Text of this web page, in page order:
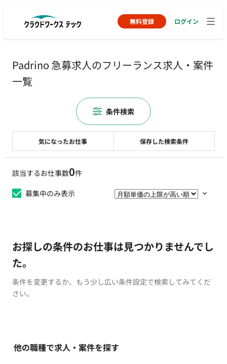
無料登録 ログイン
Padrino 急募求人のフリーランス求人・案件
一覧
該当するお仕事数0件
募集中のみ表示
お探しの条件のお仕事は見つかりませんでし
た。
条件を変更するか、もう少し広い条件設定で検索してみてくだ
さい。
他の職種で求人・案件を探す
気になったお仕事 保存した検索条件
条件検索